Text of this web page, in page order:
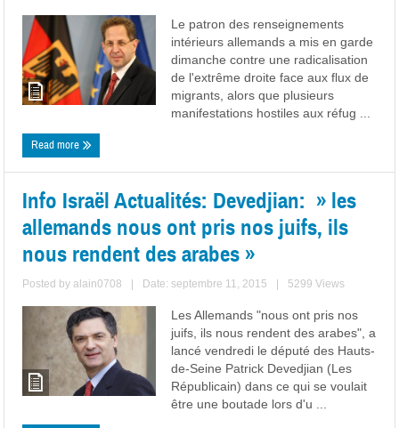
Le patron des renseignements
intérieurs allemands a mis en garde
dimanche contre une radicalisation
de l'extrême droite face aux flux de
migrants, alors que plusieurs
manifestations hostiles aux réfug ...
Read more
Info Israël Actualités: Devedjian: » les
allemands nous ont pris nos juifs, ils
nous rendent des arabes »
Posted byalain0708 Date: septembre 11, 2015 5299 Views
Les Allemands "nous ont pris nos
juifs, ils nous rendent des arabes", a
lancé vendredi le député des Hauts-
de-Seine Patrick Devedjian (Les
Républicain) dans ce qui se voulait
être une boutade lors d'u ...